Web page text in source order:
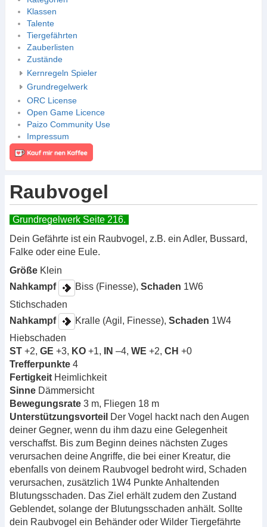
Klassen
Talente
Tiergefährten
Zauberlisten
Zustände
Kernregeln Spieler
Grundregelwerk
ORC License
Open Game Licence
Paizo Community Use
Impressum
Raubvogel
Grundregelwerk Seite 216.
Dein Gefährte ist ein Raubvogel, z.B. ein Adler, Bussard,
Falke oder eine Eule.
Größe Klein
Nahkampf
Biss (Finesse), Schaden 1W6
Stichschaden
Nahkampf
Kralle (Agil, Finesse), Schaden 1W4
Hiebschaden
ST +2, GE +3, KO +1, IN –4, WE +2, CH +0
Trefferpunkte 4
Fertigkeit Heimlichkeit
Sinne Dämmersicht
Bewegungsrate 3 m, Fliegen 18 m
Unterstützungsvorteil Der Vogel hackt nach den Augen
deiner Gegner, wenn du ihm dazu eine Gelegenheit
verschaffst. Bis zum Beginn deines nächsten Zuges
verursachen deine Angriffe, die bei einer Kreatur, die
ebenfalls von deinem Raubvogel bedroht wird, Schaden
verursachen, zusätzlich 1W4 Punkte Anhaltenden
Blutungsschaden. Das Ziel erhält zudem den Zustand
Geblendet, solange der Blutungsschaden anhält. Sollte
dein Raubvogel ein Behänder oder Wilder Tiergefährte